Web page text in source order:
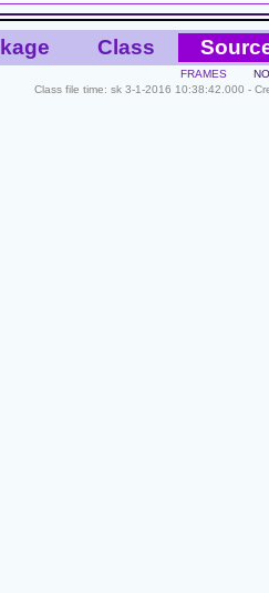
Class
FRAMES
Class file time: sk 3-1-2016 10:38:42.000 -